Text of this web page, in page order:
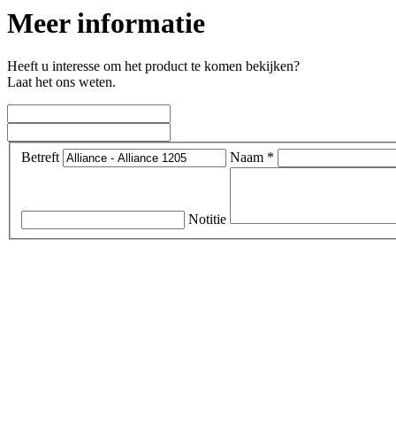
Meer informatie
Heeft u interesse om het product te komen bekijken?
Laat het ons weten.
Betreft Naam *
Notitie